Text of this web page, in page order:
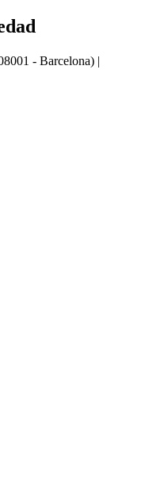
- Barcelona) |